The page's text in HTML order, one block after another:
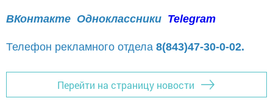
ВКонтакте Одноклассники Telegram
Телефон рекламного отдела 8(843)47-30-0-02.
Перейти на страницу новости